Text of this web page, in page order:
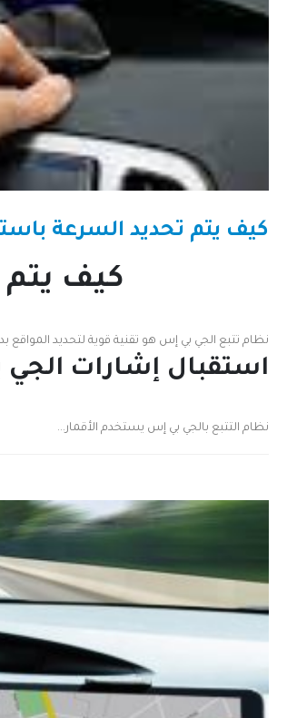
كيف يتم تحديد السرعة
كيف يتم
نظام تتبع الجي بي إس هو تقنية قوية لتحديد
استقبال إشارات
نظام التتبع بالجي بي إس يستخدم الأقمار...